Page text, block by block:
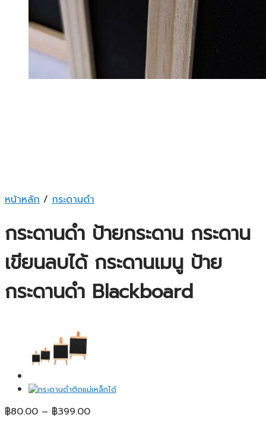
หน้าหลัก / กระดานดำ
กระดานดำ ป้ายกระดาน กระดาน
เขียนลบได้ กระดานเมนู ป้าย
กระดานดำ Blackboard
฿80.00 – ฿399.00Price